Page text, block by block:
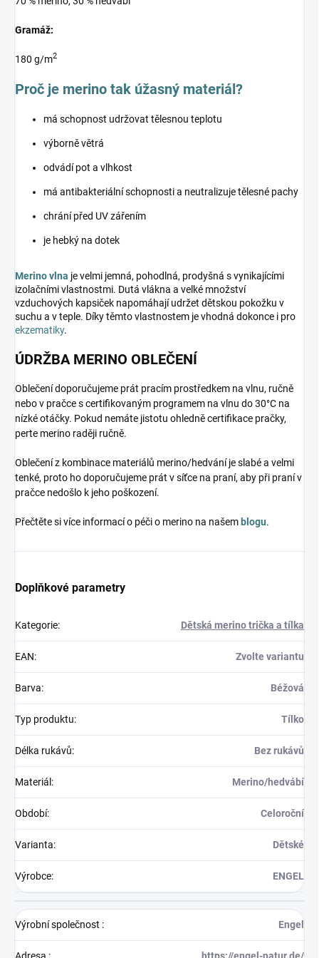
Gramáž:
180 g/m2
Proč je merino tak úžasný materiál?
má schopnost udržovat tělesnou teplotu
výborně větrá
odvádí pot a vlhkost
má antibakteriální schopnosti a neutralizuje tělesné pachy
chrání před UV zářením
je hebký na dotek
Merino vlna je velmi jemná, pohodlná, prodyšná s vynikajícími
izolačními vlastnostmi. Dutá vlákna a velké množství
vzduchových kapsiček napomáhají udržet dětskou pokožku v
suchu a v teple. Díky těmto vlastnostem je vhodná dokonce i pro
ekzematiky.
ÚDRŽBA MERINO OBLEČENÍ
Oblečení doporučujeme prát pracím prostředkem na vlnu, ručně
nebo v pračce s certifikovaným programem na vlnu do 30°C na
nízké otáčky. Pokud nemáte jistotu ohledně certifikace pračky,
perte merino raději ručně.
Oblečení z kombinace materiálů merino/hedvání je slabé a velmi
tenké, proto ho doporučujeme prát v síťce na praní, aby při praní v
pračce nedošlo k jeho poškození.
Přečtěte si více informací o péči o merino na našemblogu.
Doplňkové parametry
Kategorie: Dětská merino trička a tílka
EAN: Zvolte variantu
Barva: Béžová
Typ produktu: Tílko
Délka rukávů: Bez rukávů
Materiál: Merino/hedvábí
Období: Celoroční
Varianta: Dětské
Výrobce: ENGEL
Výrobní společnost : Engel
Adresa : https://engel-natur.de/